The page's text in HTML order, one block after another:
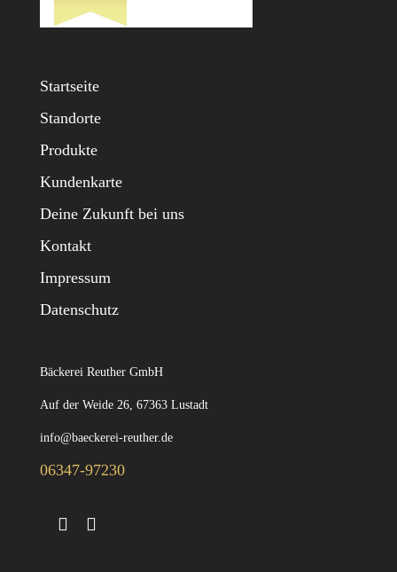
Startseite
Standorte
Produkte
Kundenkarte
Deine Zukunft bei uns
Kontakt
Impressum
Datenschutz
Bäckerei Reuther GmbH
Auf der Weide 26, 67363 Lustadt
info@baeckerei-reuther.de
06347-97230